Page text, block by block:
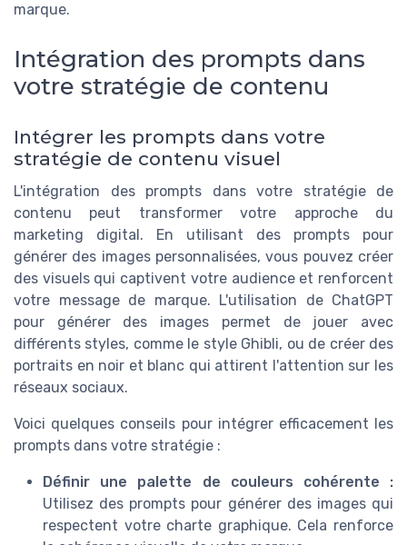
marque.
Intégration des prompts dans
votre stratégie de contenu
Intégrer les prompts dans votre
stratégie de contenu visuel
L'intégration des prompts dans votre stratégie de
contenu peut transformer votre approche du
marketing digital. En utilisant des prompts pour
générer des images personnalisées, vous pouvez créer
des visuels qui captivent votre audience et renforcent
votre message de marque. L'utilisation de ChatGPT
pour générer des images permet de jouer avec
différents styles, comme le style Ghibli, ou de créer des
portraits en noir et blanc qui attirent l'attention sur les
réseaux sociaux.
Voici quelques conseils pour intégrer efficacement les
prompts dans votre stratégie :
Définir une palette de couleurs cohérente :
Utilisez des prompts pour générer des images qui
respectent votre charte graphique. Cela renforce